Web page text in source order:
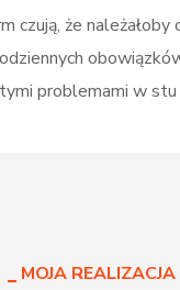
czują, że należałoby
problemami w stu
MOJA REALIZACJA